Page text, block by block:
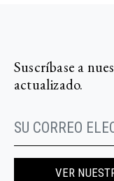
Suscríbase a
actualizado.
VER